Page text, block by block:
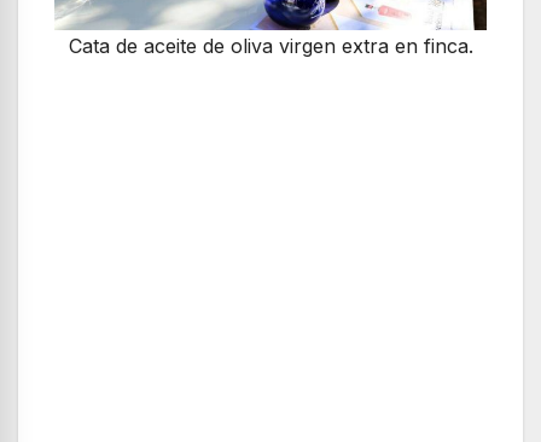
Cata de aceite de oliva virgen extra en finca.